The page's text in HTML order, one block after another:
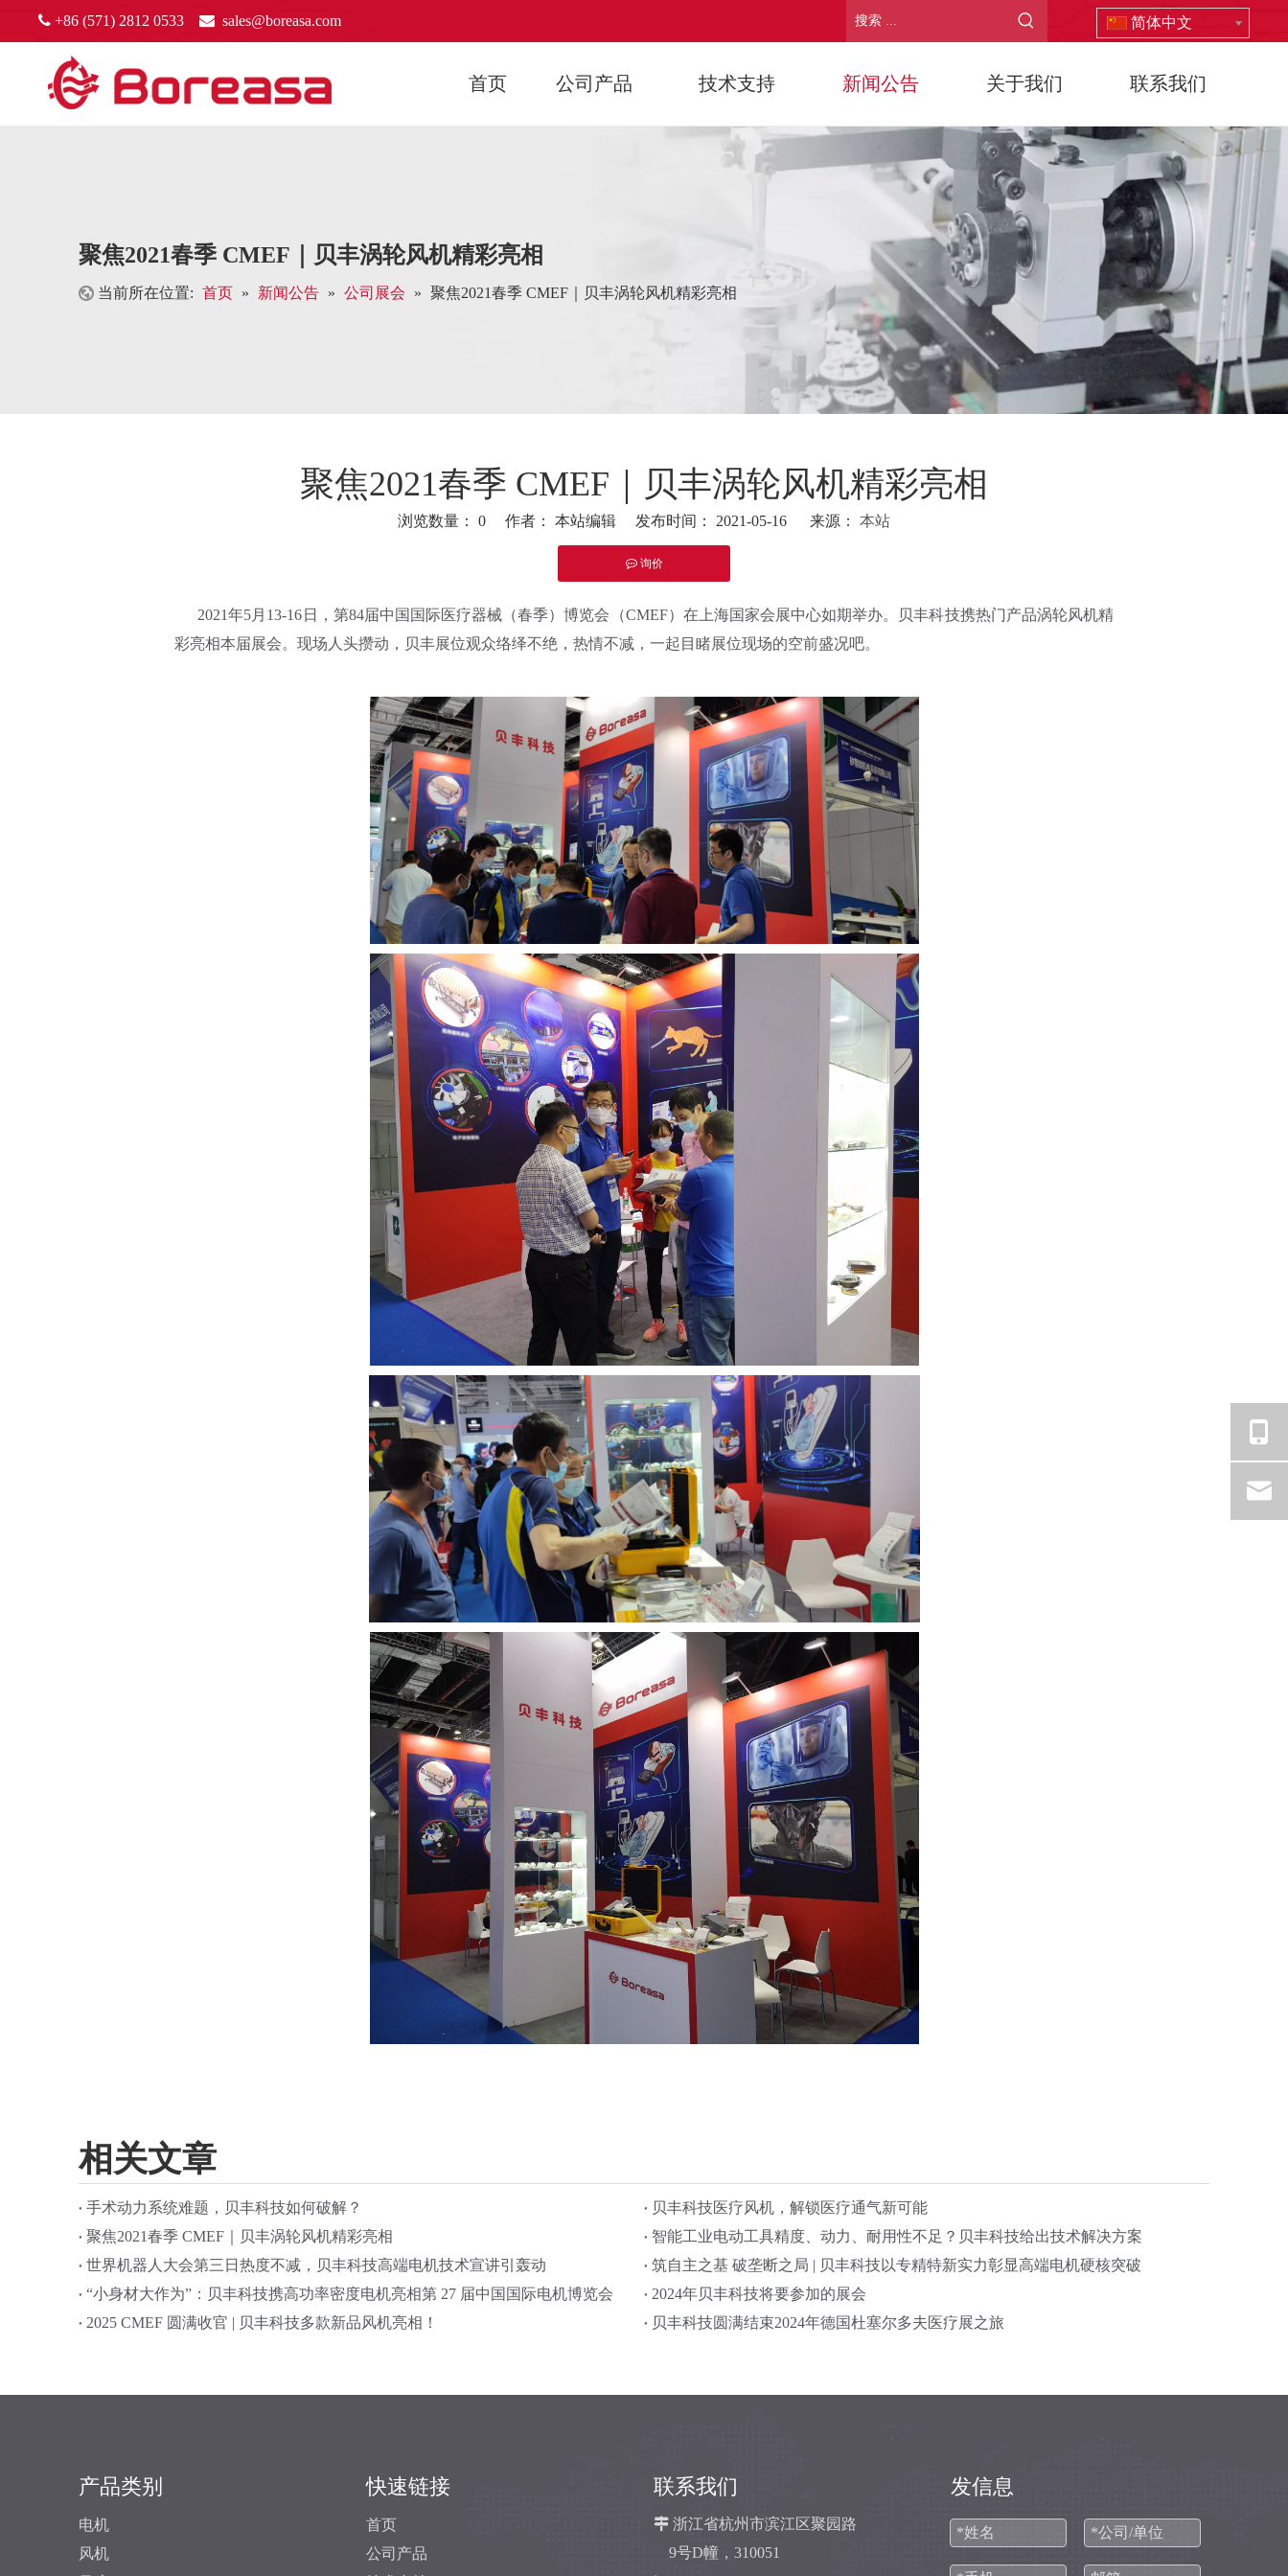
 +86 (571) 2812 0533  sales@boreasa.com 简体中文
首页 公司产品 技术支持 新闻公告 关于我们 联系我们
聚焦2021春季 CMEF｜贝丰涡轮风机精彩亮相
当前所在位置: 首页 » 新闻公告 » 公司展会 » 聚焦2021春季 CMEF｜贝丰涡轮风机精彩亮相
聚焦2021春季 CMEF｜贝丰涡轮风机精彩亮相
浏览数量： 0 作者： 本站编辑 发布时间： 2021-05-16 来源： 本站
询价
["facebook","twitter","line","wechat","linkedin","pinterest","whatsapp"]
2021年5月13-16日，第84届中国国际医疗器械（春季）博览会（CMEF）在上海国家会展中心如期举办。贝丰科技携热门产品涡轮风机精
彩亮相本届展会。现场人头攒动，贝丰展位观众络绎不绝，热情不减，一起目睹展位现场的空前盛况吧。
相关文章
手术动力系统难题，贝丰科技如何破解？
贝丰科技医疗风机，解锁医疗通气新可能
聚焦2021春季 CMEF｜贝丰涡轮风机精彩亮相
智能工业电动工具精度、动力、耐用性不足？贝丰科技给出技术解决方案
世界机器人大会第三日热度不减，贝丰科技高端电机技术宣讲引轰动
筑自主之基 破垄断之局 | 贝丰科技以专精特新实力彰显高端电机硬核突破
“小身材大作为”：贝丰科技携高功率密度电机亮相第 27 届中国国际电机博览会
2024年贝丰科技将要参加的展会
2025 CMEF 圆满收官 | 贝丰科技多款新品风机亮相！
贝丰科技圆满结束2024年德国杜塞尔多夫医疗展之旅
产品类别
电机
风机
快速链接
首页
公司产品
联系我们
 浙江省杭州市滨江区聚园路
9号D幢，310051
发信息